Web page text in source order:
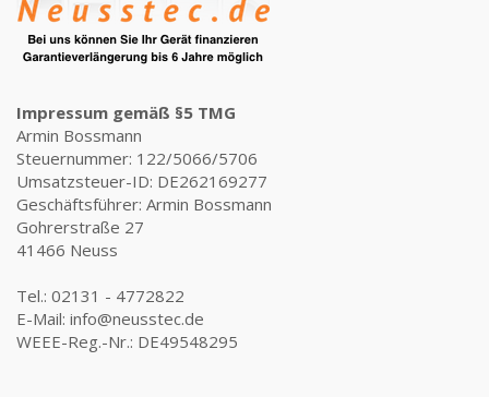
Impressum gemäß §5 TMG
Armin Bossmann
Steuernummer: 122/5066/5706
Umsatzsteuer-ID: DE262169277
Geschäftsführer: Armin Bossmann
Gohrerstraße 27
41466 Neuss
Tel.: 02131 - 4772822
E-Mail: info@neusstec.de
WEEE-Reg.-Nr.: DE49548295